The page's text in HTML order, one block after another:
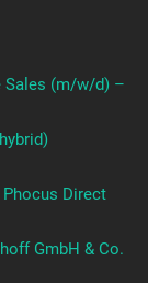
Sales (m/w/d) –
Direct
GmbH & Co.